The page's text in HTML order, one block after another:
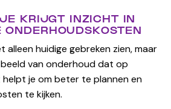
KRIJGT INZICHT IN
ONDERHOUDSKOSTEN
huidige gebreken zien, maar
van onderhoud dat op
helpt je om beter te plannen en
te kijken.